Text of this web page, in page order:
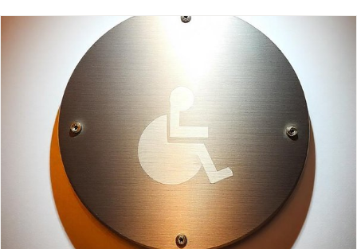
aménagements urbains, ils assurent sécurité et
visibilité à long terme.